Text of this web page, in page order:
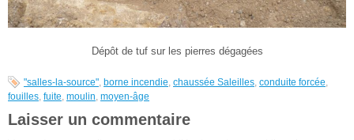
Dépôt de tuf sur les pierres dégagées
"salles-la-source", borne incendie, chaussée Saleilles, conduite forcée,
fouilles, fuite, moulin, moyen-âge
Laisser un commentaire